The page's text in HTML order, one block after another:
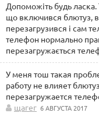
Допоможіть будь ласка.
що включився блютуз,
перезагрузився і сам
телефон нормально
перезагружається
У меня тош такая
работу не влияет
перезагружается
щагег 6 АВГУСТА 2017